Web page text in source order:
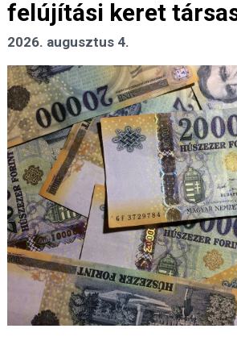
felújítási keret
2026. augusztus 4.